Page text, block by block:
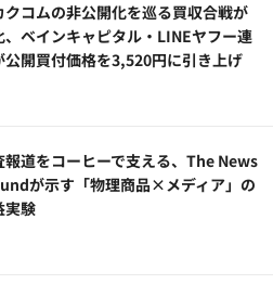
クコムの非公開化を巡る買収合戦が
、ベインキャピタル・LINEヤフー連
公開買付価格を3,520円に引き上げ
報道をコーヒーで支える、The News
が示す「物理商品×メディア」の
実験